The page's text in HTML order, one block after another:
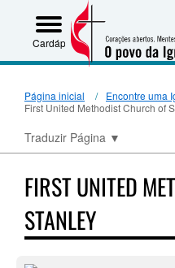
Cardápio
Página inicial
Encontre uma
First United Methodist Church of
Traduzir Página ▼
FIRST UNITED
STANLEY